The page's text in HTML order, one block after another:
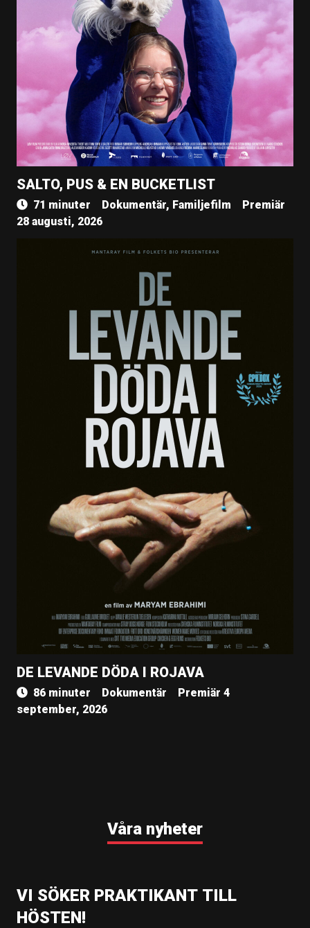
SALTO, PUS & EN BUCKETLIST
71 minuter Dokumentär, Familjefilm
Premiär
28 augusti, 2026
DE LEVANDE DÖDA I ROJAVA
86 minuter Dokumentär
Premiär 4
september, 2026
Våra nyheter
VI SÖKER PRAKTIKANT TILL
HÖSTEN!